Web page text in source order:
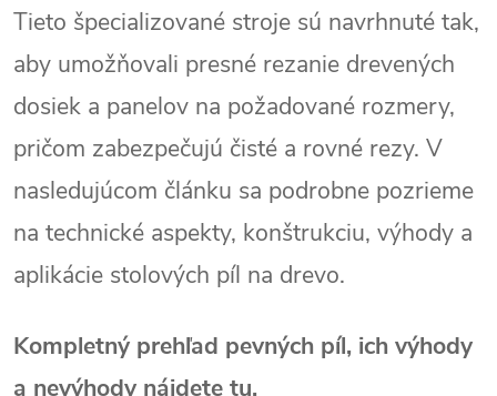
Tieto špecializované stroje sú navrhnuté tak,
aby umožňovali presné rezanie drevených
dosiek a panelov na požadované rozmery,
pričom zabezpečujú čisté a rovné rezy. V
nasledujúcom článku sa podrobne pozrieme
na technické aspekty, konštrukciu, výhody a
aplikácie stolových píl na drevo.
Kompletný prehľad pevných píl, ich výhody
a nevýhody nájdete tu.